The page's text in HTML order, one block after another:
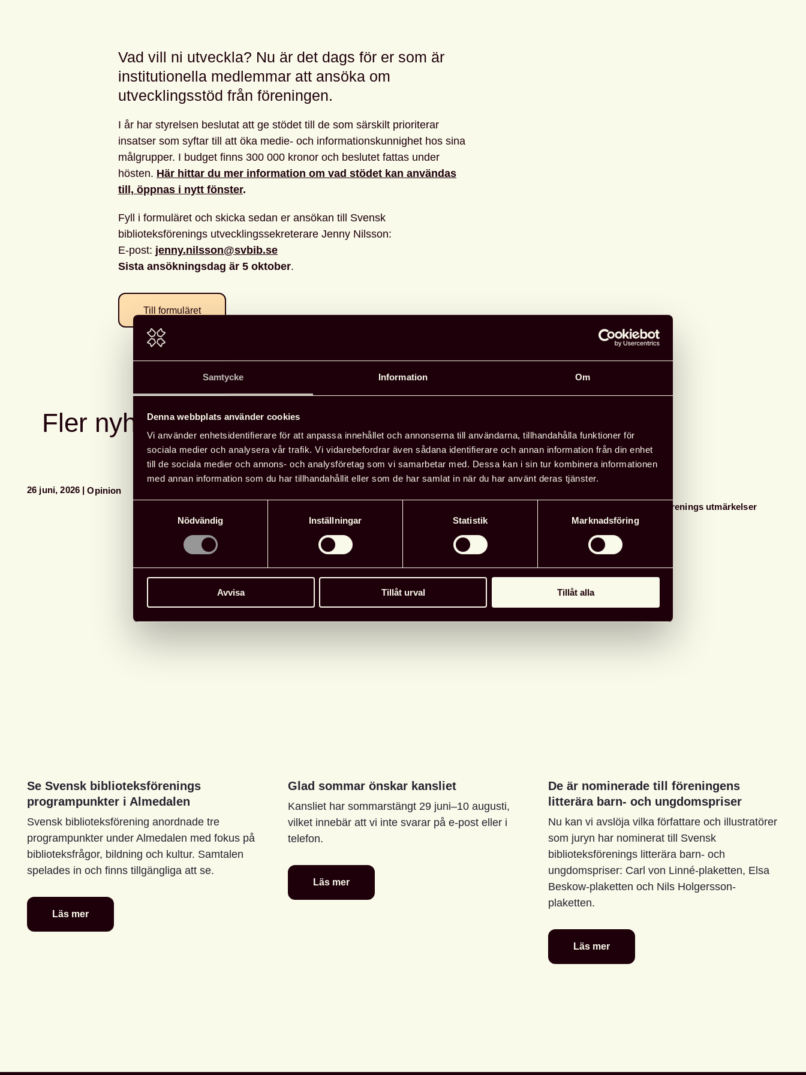
Samtycke Information Om
Denna webbplats använder cookies
Vi använder enhetsidentifierare för att anpassa innehållet och annonserna till användarna, tillhandahålla funktioner för
sociala medier och analysera vår trafik. Vi vidarebefordrar även sådana identifierare och annan information från din enhet
till de sociala medier och annons- och analysföretag som vi samarbetar med. Dessa kan i sin tur kombinera informationen
med annan information som du har tillhandahållit eller som de har samlat in när du har använt deras tjänster.
Nödvändig
Inställningar Statistik Marknadsföring
Avvisa Tillåt urval Tillåt alla
Vad vill ni utveckla? Nu är det dags för er som är
institutionella medlemmar att ansöka om
utvecklingsstöd från föreningen.
I år har styrelsen beslutat att ge stödet till de som särskilt prioriterar
insatser som syftar till att öka medie- och informationskunnighet hos sina
målgrupper. I budget finns 300 000 kronor och beslutet fattas under
hösten. Här hittar du mer information om vad stödet kan användas
till, öppnas i nytt fönster.
Fyll i formuläret och skicka sedan er ansökan till Svensk
biblioteksförenings utvecklingssekreterare Jenny Nilsson:
E-post: jenny.nilsson@svbib.se
Sista ansökningsdag är 5 oktober.
Till formuläret
Fler nyheter
26 juni, 2026 Opinion
Se Svensk biblioteksförenings
programpunkter i Almedalen
Svensk biblioteksförening anordnade tre
programpunkter under Almedalen med fokus på
biblioteksfrågor, bildning och kultur. Samtalen
spelades in och finns tillgängliga att se.
Läs mer
Se
Svensk
Glad sommar önskar kansliet
Kansliet har sommarstängt 29 juni–10 augusti,
vilket innebär att vi inte svarar på e-post eller i
telefon.
Läs mer
Glad
sommar
Svensk biblioteksförenings utmärkelser
De är nominerade till föreningens
litterära barn- och ungdomspriser
Nu kan vi avslöja vilka författare och illustratörer
som juryn har nominerat till Svensk
biblioteksförenings litterära barn- och
ungdomspriser: Carl von Linné-plaketten, Elsa
Beskow-plaketten och Nils Holgersson-
plaketten.
Läs mer
De
är